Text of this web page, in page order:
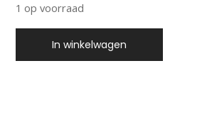
1 op voorraad
In winkelwagen